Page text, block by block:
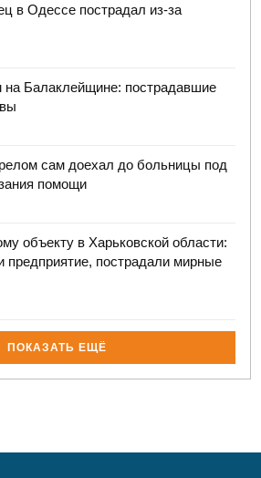
в Одессе пострадал из-за
Балаклейщине: пострадавшие
сам доехал до больницы под
помощи
объекту в Харьковской области:
предприятие, пострадали мирные
ПОКАЗАТЬ ЕЩЁ